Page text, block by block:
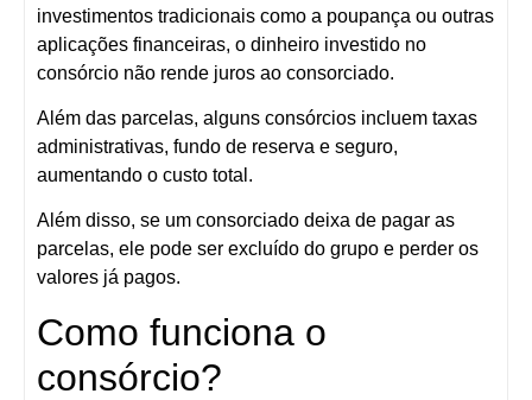
investimentos tradicionais como a poupança ou outras
aplicações financeiras, o dinheiro investido no
consórcio não rende juros ao consorciado.
Além das parcelas, alguns consórcios incluem taxas
administrativas, fundo de reserva e seguro,
aumentando o custo total.
Além disso, se um consorciado deixa de pagar as
parcelas, ele pode ser excluído do grupo e perder os
valores já pagos.
Como funciona o
consórcio?